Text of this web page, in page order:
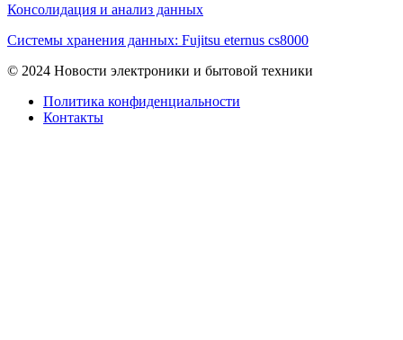
Консолидация и анализ данных
Системы хранения данных: Fujitsu eternus cs8000
© 2024 Новости электроники и бытовой техники
Политика конфиденциальности
Контакты